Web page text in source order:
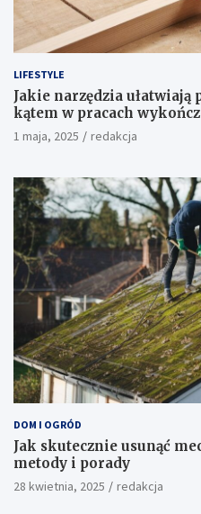
LIFESTYLE
Jakie narzędzia ułatwiają
kątem w pracach
1 maja, 2025 redakcja
DOM I OGRÓD
Jak skutecznie usunąć
metody i porady
28 kwietnia, 2025 redakcja